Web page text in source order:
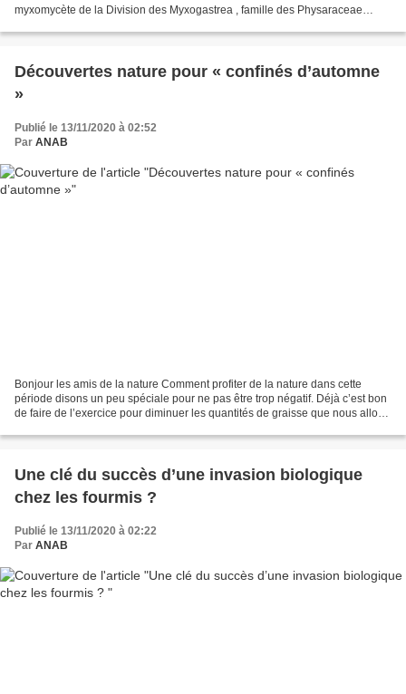
myxomycète de la Division des Myxogastrea , famille des Physaraceae
Découvertes nature pour « confinés d’automne
»
Publié le 13/11/2020 à 02:52
Par ANAB
Bonjour les amis de la nature Comment profiter de la nature dans cette
période disons un peu spéciale pour ne pas être trop négatif. Déjà c’est bon
de faire de l’exercice pour diminuer les quantités de graisse que nous allons
Une clé du succès d’une invasion biologique
chez les fourmis ?
Publié le 13/11/2020 à 02:22
Par ANAB